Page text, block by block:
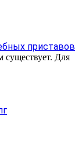
приставов
существует. Для